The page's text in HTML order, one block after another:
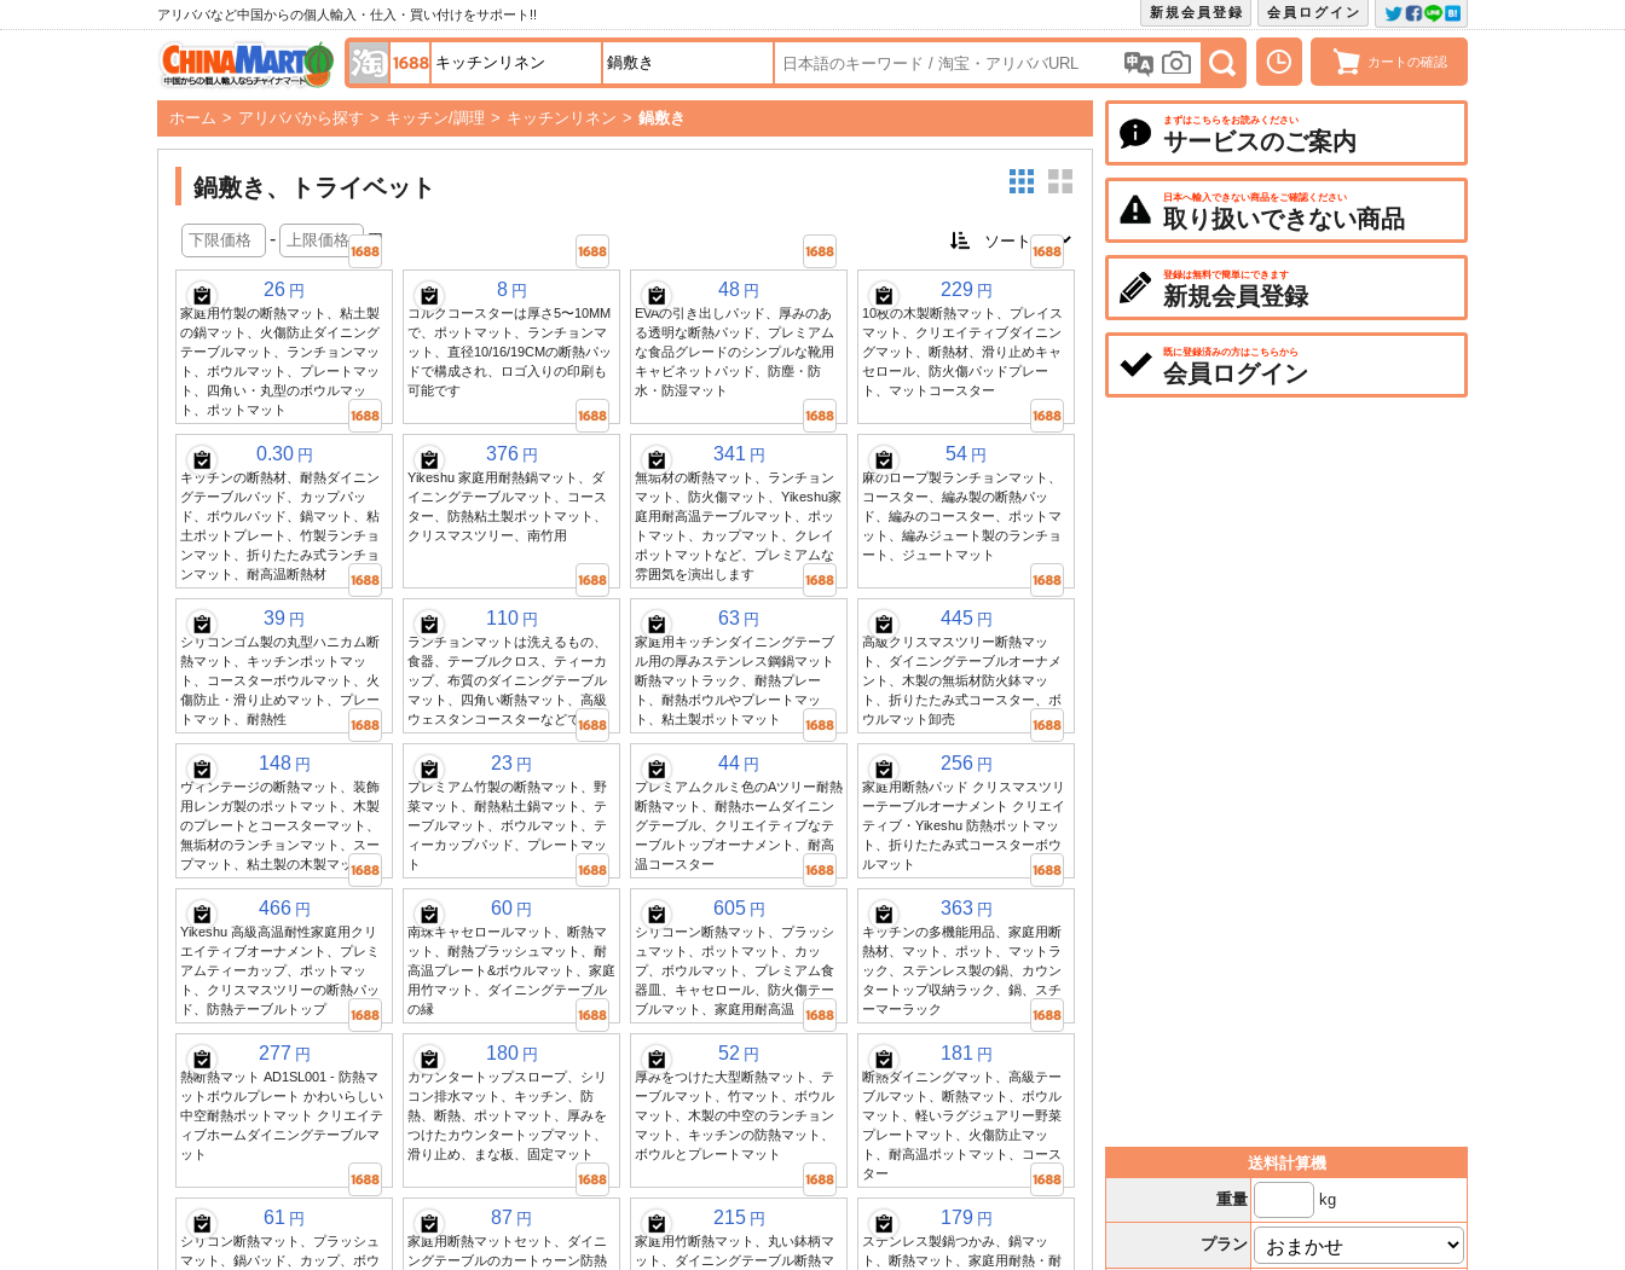
アリババなど中国からの個人輸入・仕入・買い付けをサポート!! 会員ログイン
新規会員登録
カートの確認
ホーム > アリババから探す > キッチン/調理 > キッチンリネン > 鍋敷き
鍋敷き、トライベット
- 円
26 円
家庭用竹製の断熱マット、粘土製
の鍋マット、火傷防止ダイニング
テーブルマット、ランチョンマッ
ト、ボウルマット、プレートマッ
ト、四角い・丸型のボウルマッ
ト、ポットマット
8 円
コルクコースターは厚さ5〜10MM
で、ポットマット、ランチョンマ
ット、直径10/16/19CMの断熱パッ
ドで構成され、ロゴ入りの印刷も
可能です
48 円
EVAの引き出しパッド、厚みのあ
る透明な断熱パッド、プレミアム
な食品グレードのシンプルな靴用
キャビネットパッド、防塵・防
水・防湿マット
229 円
10枚の木製断熱マット、プレイス
マット、クリエイティブダイニン
グマット、断熱材、滑り止めキャ
セロール、防火傷パッドプレー
ト、マットコースター
0.30 円
キッチンの断熱材、耐熱ダイニン
グテーブルパッド、カップパッ
ド、ボウルパッド、鍋マット、粘
土ポットプレート、竹製ランチョ
ンマット、折りたたみ式ランチョ
ンマット、耐高温断熱材
376 円
Yikeshu 家庭用耐熱鍋マット、ダ
イニングテーブルマット、コース
ター、防熱粘土製ポットマット、
クリスマスツリー、南竹用
341 円
無垢材の断熱マット、ランチョン
マット、防火傷マット、Yikeshu家
庭用耐高温テーブルマット、ポッ
トマット、カップマット、クレイ
ポットマットなど、プレミアムな
雰囲気を演出します
54 円
麻のロープ製ランチョンマット、
コースター、編み製の断熱パッ
ド、編みのコースター、ポットマ
ット、編みジュート製のランチョ
ート、ジュートマット
39 円
シリコンゴム製の丸型ハニカム断
熱マット、キッチンポットマッ
ト、コースターボウルマット、火
傷防止・滑り止めマット、プレー
トマット、耐熱性
110 円
ランチョンマットは洗えるもの、
食器、テーブルクロス、ティーカ
ップ、布質のダイニングテーブル
マット、四角い断熱マット、高級
ウェスタンコースターなどです
63 円
家庭用キッチンダイニングテーブ
ル用の厚みステンレス鋼鍋マット
断熱マットラック、耐熱プレー
ト、耐熱ボウルやプレートマッ
ト、粘土製ポットマット
445 円
高級クリスマスツリー断熱マッ
ト、ダイニングテーブルオーナメ
ント、木製の無垢材防火鉢マッ
ト、折りたたみ式コースター、ボ
ウルマット卸売
148 円
ヴィンテージの断熱マット、装飾
用レンガ製のポットマット、木製
のプレートとコースターマット、
無垢材のランチョンマット、スー
プマット、粘土製の木製マット
23 円
プレミアム竹製の断熱マット、野
菜マット、耐熱粘土鍋マット、テ
ーブルマット、ボウルマット、テ
ィーカップパッド、プレートマッ
ト
44 円
プレミアムクルミ色のAツリー耐熱
断熱マット、耐熱ホームダイニン
グテーブル、クリエイティブなテ
ーブルトップオーナメント、耐高
温コースター
256 円
家庭用断熱パッド クリスマスツリ
ーテーブルオーナメント クリエイ
ティブ・Yikeshu 防熱ポットマッ
ト、折りたたみ式コースターボウ
ルマット
466 円
Yikeshu 高級高温耐性家庭用クリ
エイティブオーナメント、プレミ
アムティーカップ、ポットマッ
ト、クリスマスツリーの断熱パッ
ド、防熱テーブルトップ
60 円
南珠キャセロールマット、断熱マ
ット、耐熱プラッシュマット、耐
高温プレート&ボウルマット、家庭
用竹マット、ダイニングテーブル
の縁
605 円
シリコーン断熱マット、プラッシ
ュマット、ポットマット、カッ
プ、ボウルマット、プレミアム食
器皿、キャセロール、防火傷テー
ブルマット、家庭用耐高温
363 円
キッチンの多機能用品、家庭用断
熱材、マット、ポット、マットラ
ック、ステンレス製の鍋、カウン
タートップ収納ラック、鍋、スチ
ーマーラック
277 円
熱断熱マット AD1SL001 - 防熱マ
ットボウルプレート かわいらしい
中空耐熱ポットマット クリエイテ
ィブホームダイニングテーブルマ
ット
180 円
カウンタートップスロープ、シリ
コン排水マット、キッチン、防
熱、断熱、ポットマット、厚みを
つけたカウンタートップマット、
滑り止め、まな板、固定マット
52 円
厚みをつけた大型断熱マット、テ
ーブルマット、竹マット、ボウル
マット、木製の中空のランチョン
マット、キッチンの防熱マット、
ボウルとプレートマット
181 円
断熱ダイニングマット、高級テー
ブルマット、断熱マット、ボウル
マット、軽いラグジュアリー野菜
プレートマット、火傷防止マッ
ト、耐高温ポットマット、コース
ター
61 円
シリコン断熱マット、プラッシュ
マット、鍋パッド、カップ、ボウ
87 円
家庭用断熱マットセット、ダイニ
ングテーブルのカートゥーン防熱
215 円
家庭用竹断熱マット、丸い鉢柄マ
ット、ダイニングテーブル断熱マ
179 円
ステンレス製鍋つかみ、鍋マッ
ト、断熱マット、家庭用耐熱・耐
まずはこちらをお読みください
サービスのご案内
日本へ輸入できない商品をご確認ください
取り扱いできない商品
登録は無料で簡単にできます
新規会員登録
既に登録済みの方はこちらから
会員ログイン
送料計算機
重量
kg
プラン